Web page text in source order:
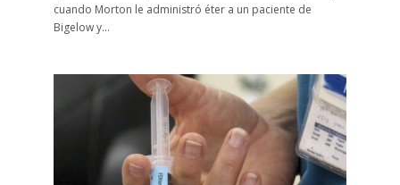
cuando Morton le administró éter a un paciente de
Bigelow y...